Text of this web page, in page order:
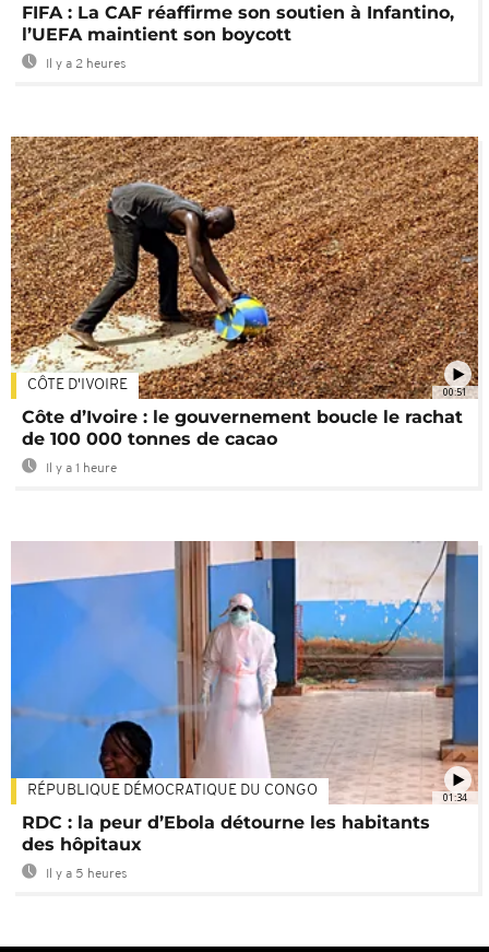
FIFA : La CAF réaffirme son soutien à Infantino,
l’UEFA maintient son boycott
Il y a 2 heures
00:51
CÔTE D'IVOIRE
Côte d’Ivoire : le gouvernement boucle le rachat
de 100 000 tonnes de cacao
Il y a 1 heure
01:34
RÉPUBLIQUE DÉMOCRATIQUE DU CONGO
RDC : la peur d’Ebola détourne les habitants
des hôpitaux
Il y a 5 heures